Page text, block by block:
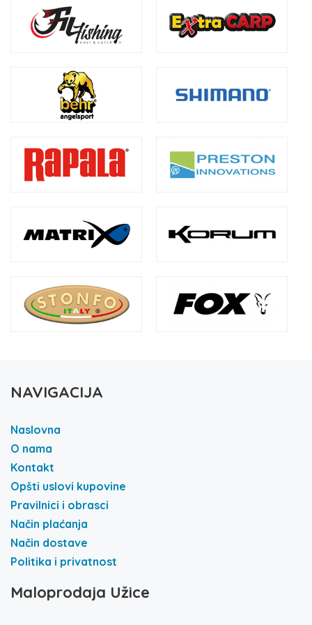
NAVIGACIJA
Naslovna
O nama
Kontakt
Opšti uslovi kupovine
Pravilnici i obrasci
Način plaćanja
Način dostave
Politika i privatnost
Maloprodaja Užice